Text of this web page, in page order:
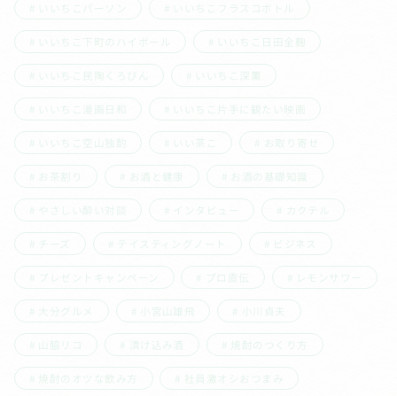
いいちこパーソン いいちこフラスコボトル
いいちこ下町のハイボール いいちこ日田全麹
いいちこ民陶くろびん いいちこ深薫
いいちこ漫画日和 いいちこ片手に観たい映画
いいちこ空山独酌 いい茶こ お取り寄せ
お茶割り お酒と健康 お酒の基礎知識
やさしい酔い対談 インタビュー カクテル
チーズ テイスティングノート ビジネス
プレゼントキャンペーン プロ直伝 レモンサワー
大分グルメ 小宮山雄飛 小川貞夫
山脇リコ 漬け込み酒 焼酎のつくり方
焼酎のオツな飲み方 社員激オシおつまみ